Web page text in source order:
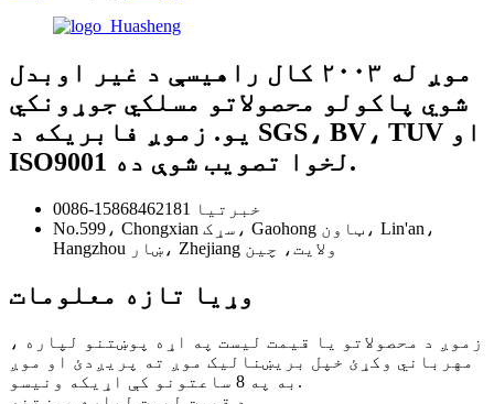
موږ له ۲۰۰۳ کال راهیسې د غیر اوبدل
شوي پاکولو محصولاتو مسلکي جوړونکي
یو. زموږ فابریکه د SGS، BV، TUV او
ISO9001 لخوا تصویب شوې ده.
0086-15868462181 خبرتیا
No.599، Chongxian سړک، Gaohong ټاون، Lin'an،
Hangzhou ښار، Zhejiang ولايت، چين
وړیا تازه معلومات
زموږ د محصولاتو یا قیمت لیست په اړه پوښتنو لپاره ،
مهرباني وکړئ خپل بریښنالیک موږ ته پریږدئ او موږ
به په 8 ساعتونو کې اړیکه ونیسو.